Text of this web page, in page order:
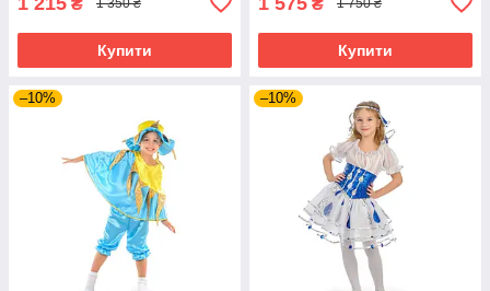
1 350 ₴
Купити
1 750 ₴
Купити
–10% –10%